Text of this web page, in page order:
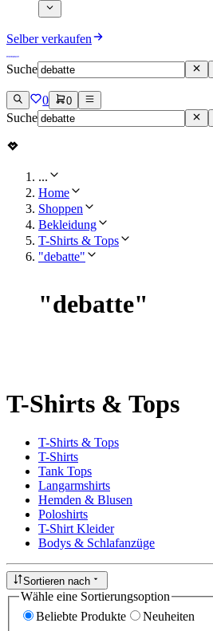
Selber verkaufen
Suche
0 0
Suche
...
Home
Shoppen
Bekleidung
T-Shirts & Tops
"debatte"
"debatte"
T-Shirts & Tops
T-Shirts & Tops
T-Shirts
Tank Tops
Langarmshirts
Hemden & Blusen
Poloshirts
T-Shirt Kleider
Bodys & Schlafanzüge
Sortieren nach
Wähle eine Sortierungsoption
Beliebte Produkte
Neuheiten